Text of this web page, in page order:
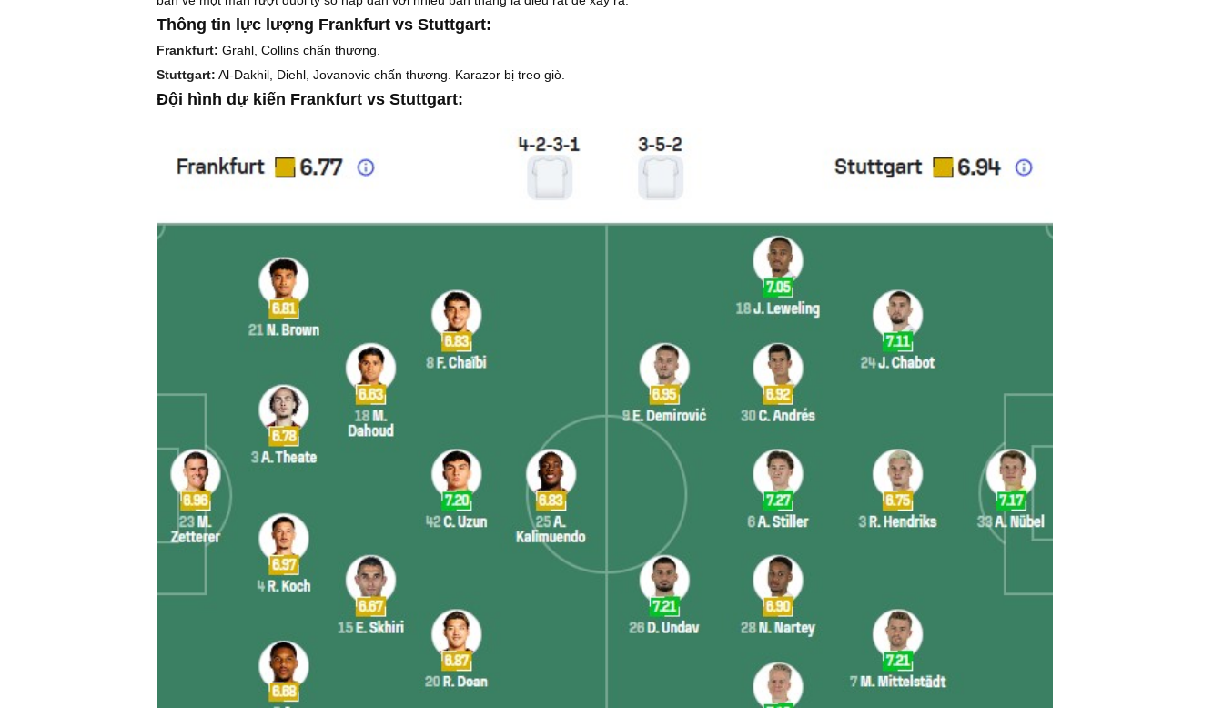
Thông tin lực lượng Frankfurt vs Stuttgart:
Frankfurt: Grahl, Collins chấn thương.
Stuttgart: Al-Dakhil, Diehl, Jovanovic chấn thương. Karazor bị treo giò.
Đội hình dự kiến Frankfurt vs Stuttgart: